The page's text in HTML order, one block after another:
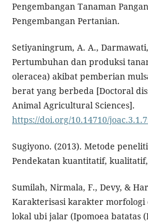
Pengembangan Tanaman
Pengembangan Pertanian.
Setiyaningrum, A. A.,
Pertumbuhan dan produksi
oleracea) akibat pemberian
berat yang berbeda [Doctoral
Animal Agricultural Sciences].
https://doi.org/10.14710/
Sugiyono. (2013). Metode
Pendekatan kuantitatif, kualitatif,
Sumilah, Nirmala, F., Devy, &
Karakterisasi karakter
lokal ubi jalar (Ipomoea batatas